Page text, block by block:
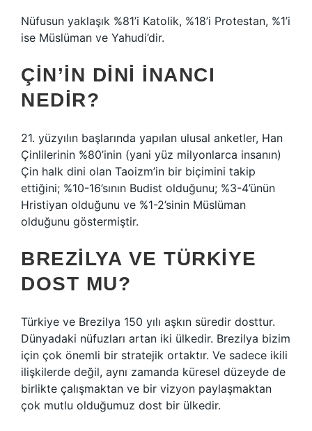
Nüfusun yaklaşık %81’i Katolik, %18’i Protestan, %1’i
ise Müslüman ve Yahudi’dir.
ÇIN’IN DINI INANCI
NEDIR?
21. yüzyılın başlarında yapılan ulusal anketler, Han
Çinlilerinin %80’inin (yani yüz milyonlarca insanın)
Çin halk dini olan Taoizm’in bir biçimini takip
ettiğini; %10-16’sının Budist olduğunu; %3-4’ünün
Hristiyan olduğunu ve %1-2’sinin Müslüman
olduğunu göstermiştir.
BREZILYA VE TÜRKIYE
DOST MU?
Türkiye ve Brezilya 150 yılı aşkın süredir dosttur.
Dünyadaki nüfuzları artan iki ülkedir. Brezilya bizim
için çok önemli bir stratejik ortaktır. Ve sadece ikili
ilişkilerde değil, aynı zamanda küresel düzeyde de
birlikte çalışmaktan ve bir vizyon paylaşmaktan
çok mutlu olduğumuz dost bir ülkedir.